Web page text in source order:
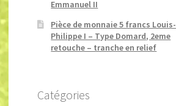
Emmanuel II
Pièce de monnaie 5 francs Louis-
Philippe I – Type Domard, 2eme
retouche – tranche en relief
Catégories